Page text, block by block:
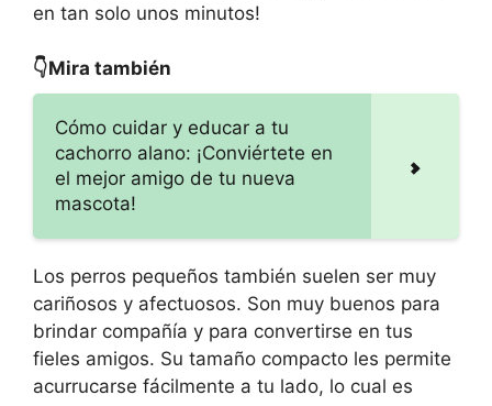
en tan solo unos minutos!
👇Mira también
Cómo cuidar y educar a tu
cachorro alano: ¡Conviértete en
el mejor amigo de tu nueva
mascota!
Los perros pequeños también suelen ser muy
cariñosos y afectuosos. Son muy buenos para
brindar compañía y para convertirse en tus
fieles amigos. Su tamaño compacto les permite
acurrucarse fácilmente a tu lado, lo cual es